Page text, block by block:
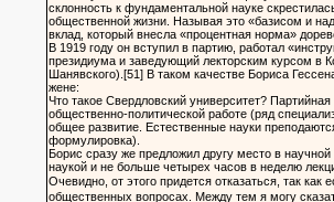
склонность к фундаментальной науке
общественной жизни. Называя это «базисом и
вклад, который внесла «процентная норма»
В 1919 году он вступил в партию, работал
президиума и заведующий лекторским курсом в
Шанявского).[51] В таком качестве Бориса
жене:
Что такое Свердловский университет?
общественно-политической работе (ряд
общее развитие. Естественные науки
формулировка).
Борис сразу же предложил другу место в
наукой и не больше четырех часов в неделю
Очевидно, от этого придется отказаться, так
общественных вопросах. Между тем я могу